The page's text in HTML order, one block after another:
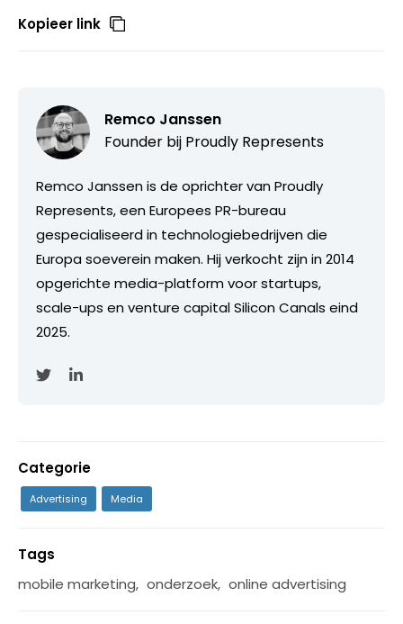
Kopieer link
Remco Janssen
Founder bij Proudly Represents
Remco Janssen is de oprichter van Proudly
Represents, een Europees PR-bureau
gespecialiseerd in technologiebedrijven die
Europa soeverein maken. Hij verkocht zijn in 2014
opgerichte media-platform voor startups,
scale-ups en venture capital Silicon Canals eind
2025.
Categorie
Advertising Media
Tags
mobile marketing, onderzoek, online advertising